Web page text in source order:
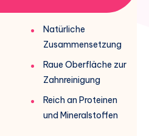
Natürliche
Zusammensetzung
Raue Oberfläche zur
Zahnreinigung
Reich an Proteinen
und Mineralstoffen